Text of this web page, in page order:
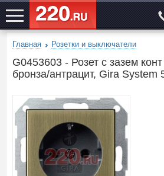
ЭЛЕКТРОСАЙТ№1
Главная Розетки и выключатели
G0453603 - Розет с зазем
бронза/антрацит, Gira System